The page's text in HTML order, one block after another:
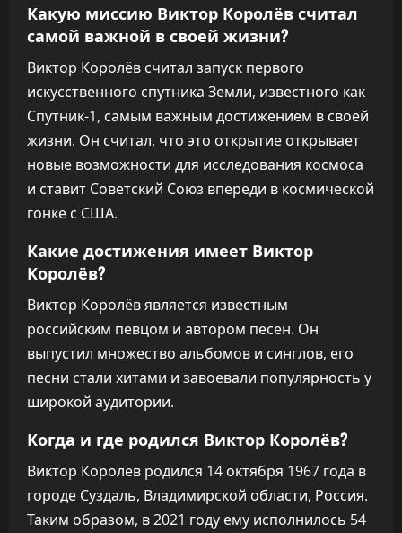
Какую миссию Виктор Королёв считал
самой важной в своей жизни?
Виктор Королёв считал запуск первого
искусственного спутника Земли, известного как
Спутник-1, самым важным достижением в своей
жизни. Он считал, что это открытие открывает
новые возможности для исследования космоса
и ставит Советский Союз впереди в космической
гонке с США.
Какие достижения имеет Виктор
Королёв?
Виктор Королёв является известным
российским певцом и автором песен. Он
выпустил множество альбомов и синглов, его
песни стали хитами и завоевали популярность у
широкой аудитории.
Когда и где родился Виктор Королёв?
Виктор Королёв родился 14 октября 1967 года в
городе Суздаль, Владимирской области, Россия.
Таким образом, в 2021 году ему исполнилось 54